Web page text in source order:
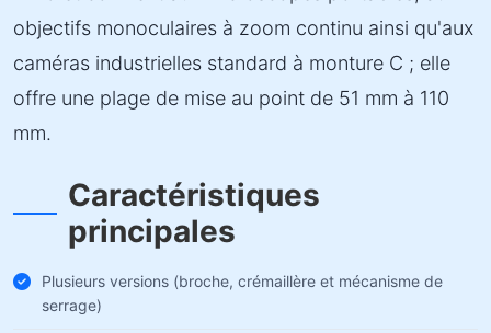
objectifs monoculaires à zoom continu ainsi qu'aux
caméras industrielles standard à monture C ; elle
offre une plage de mise au point de 51 mm à 110
mm.
Caractéristiques
principales
Plusieurs versions (broche, crémaillère et mécanisme de
serrage)